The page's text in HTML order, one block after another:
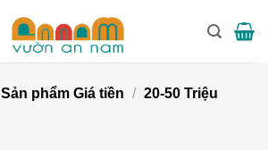
Sản phẩm Giá tiền / 20-50 Triệu